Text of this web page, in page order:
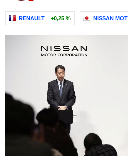
RENAULT +0,25 % NISSAN